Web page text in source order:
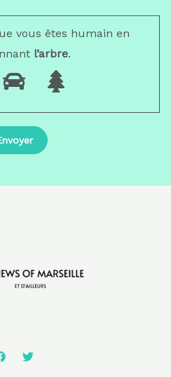
vous êtes humain en
l’arbre.